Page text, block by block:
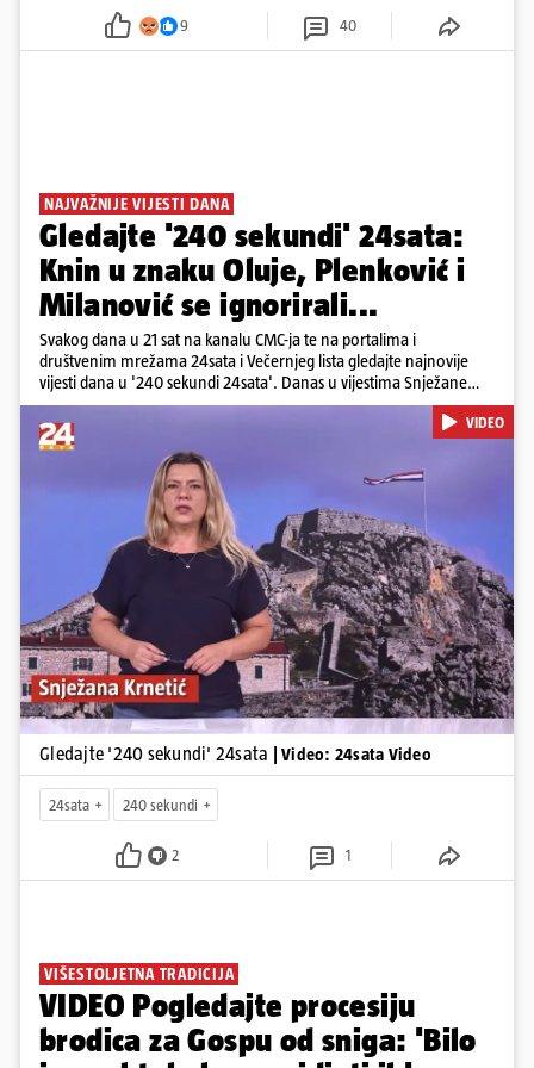
9 40
NAJVAŽNIJE VIJESTI DANA
Gledajte '240 sekundi' 24sata:
Knin u znaku Oluje, Plenković i
Milanović se ignorirali...
Svakog dana u 21 sat na kanalu CMC-ja te na portalima i
društvenim mrežama 24sata i Večernjeg lista gledajte najnovije
vijesti dana u '240 sekundi 24sata'. Danas u vijestima Snježane
Krnetić: Hrvatska je obilježila 31. obljetnicu Oluje, a pažnju je
privuklo ignoriranje predsjednika Zorana Milanovića i premijera
Andreja Plenkovića u Kninu. Donosimo i detalje o većim
braniteljskim mirovinama, apelu obitelji Hrvata u komi u Irskoj,
upozorenjima nakon nove tragedije na električnom romobilu te
smanjenju proizvodnje u nuklearnoj elektrani Krško.
Pokretanje videa...
VIDEO
Gledajte '240 sekundi' 24sata | Video: 24sata Video
24sata 240 sekundi
2 1
VIŠESTOLJETNA TRADICIJA
VIDEO Pogledajte procesiju
brodica za Gospu od sniga: 'Bilo